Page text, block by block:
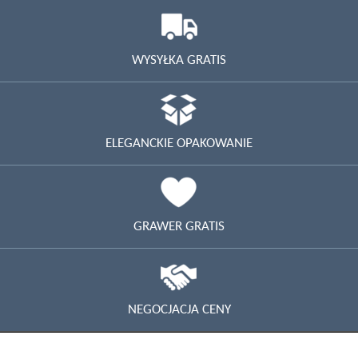
WYSYŁKA GRATIS
ELEGANCKIE OPAKOWANIE
GRAWER GRATIS
NEGOCJACJA CENY